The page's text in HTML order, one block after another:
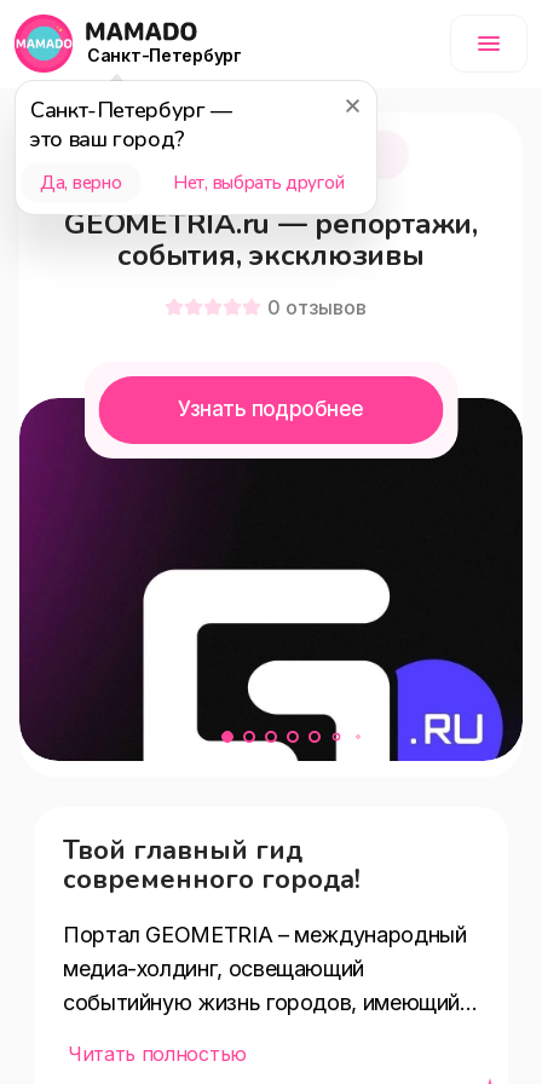
Санкт-Петербург
Санкт-Петербург—
это ваш город?
Да, верно Нет, выбрать другой
Выбор мам
GEOMETRIA.ru — репортажи,
события, эксклюзивы
0 отзывов
Узнать подробнее
Твой главный гид
современного города!
Портал GEOMETRIA – международный
медиа-холдинг, освещающий
событийную жизнь городов, имеющий
Читать полностью